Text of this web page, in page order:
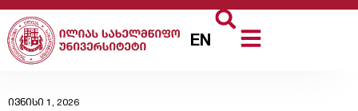
EN
ივნისი 1, 2026